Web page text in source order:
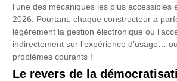
l’une des mécaniques les plus accessibles
2026. Pourtant, chaque constructeur a
légèrement la gestion électronique ou
indirectement sur l’expérience d’usage…
problèmes courants !
Le revers de la